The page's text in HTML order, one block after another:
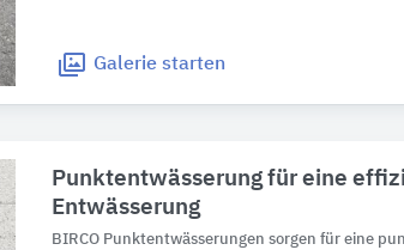
Galerie starten
Punktentwässerung für eine
Entwässerung
BIRCO Punktentwässerungen sorgen für eine